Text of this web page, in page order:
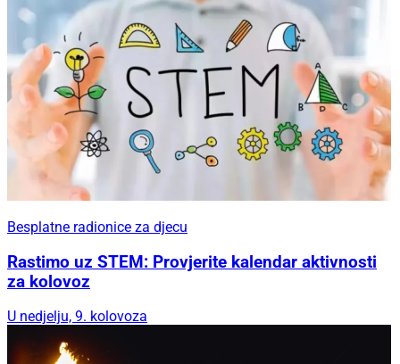
Besplatne radionice za djecu
Rastimo uz STEM: Provjerite kalendar aktivnosti
za kolovoz
U nedjelju, 9. kolovoza